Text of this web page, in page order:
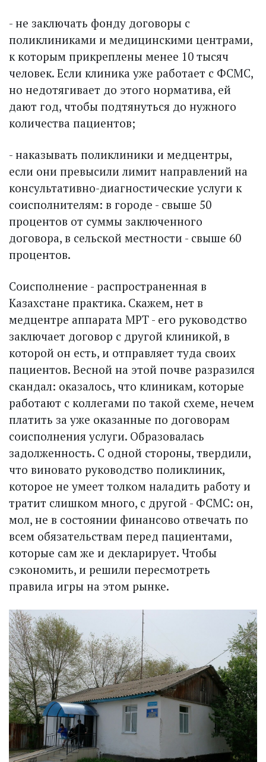
- не заключать фонду договоры с
поликлиниками и медицинскими центрами,
к которым прикреплены менее 10 тысяч
человек. Если клиника уже работает с ФСМС,
но недотягивает до этого норматива, ей
дают год, чтобы подтянуться до нужного
количества пациентов;
- наказывать поликлиники и медцентры,
если они превысили лимит направлений на
консультативно-диагностические услуги к
соисполнителям: в городе - свыше 50
процентов от суммы заключенного
договора, в сельской местности - свыше 60
процентов.
Соисполнение - распространенная в
Казахстане практика. Скажем, нет в
медцентре аппарата МРТ - его руководство
заключает договор с другой клиникой, в
которой он есть, и отправляет туда своих
пациентов. Весной на этой почве разразился
скандал: оказалось, что клиникам, которые
работают с коллегами по такой схеме, нечем
платить за уже оказанные по договорам
соисполнения услуги. Образовалась
задолженность. С одной стороны, твердили,
что виновато руководство поликлиник,
которое не умеет толком наладить работу и
тратит слишком много, с другой - ФСМС: он,
мол, не в состоянии финансово отвечать по
всем обязательствам перед пациентами,
которые сам же и декларирует. Чтобы
сэкономить, и решили пересмотреть
правила игры на этом рынке.